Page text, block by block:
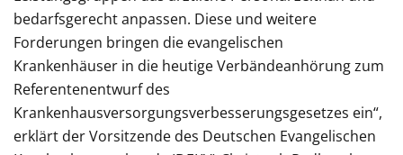
bedarfsgerecht anpassen. Diese und weitere
Forderungen bringen die evangelischen
Krankenhäuser in die heutige Verbändeanhörung zum
Referentenentwurf des
Krankenhausversorgungsverbesserungsgesetzes ein“,
erklärt der Vorsitzende des Deutschen Evangelischen